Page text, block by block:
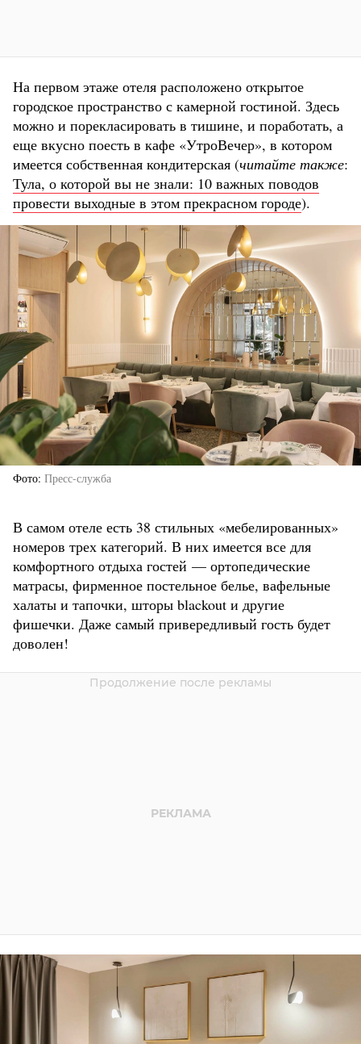
На первом этаже отеля расположено открытое
городское пространство с камерной гостиной. Здесь
можно и порекласировать в тишине, и поработать, а
еще вкусно поесть в кафе «УтроВечер», в котором
имеется собственная кондитерская (читайте также:
Тула, о которой вы не знали: 10 важных поводов
провести выходные в этом прекрасном городе).
Фото Пресс-служба
В самом отеле есть 38 стильных «мебелированных»
номеров трех категорий. В них имеется все для
комфортного отдыха гостей — ортопедические
матрасы, фирменное постельное белье, вафельные
халаты и тапочки, шторы blackout и другие
фишечки. Даже самый привередливый гость будет
доволен!